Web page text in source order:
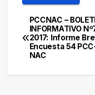
de
PCCNAC –
INFORMATIVO
2017: Informe
Encuesta 54
NAC